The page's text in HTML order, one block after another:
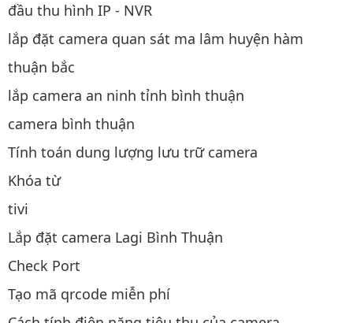
đầu thu hình IP - NVR
lắp đặt camera quan sát ma lâm huyện hàm
thuận bắc
lắp camera an ninh tỉnh bình thuận
camera bình thuận
Tính toán dung lượng lưu trữ camera
Khóa từ
tivi
Lắp đặt camera Lagi Bình Thuận
Check Port
Tạo mã qrcode miễn phí